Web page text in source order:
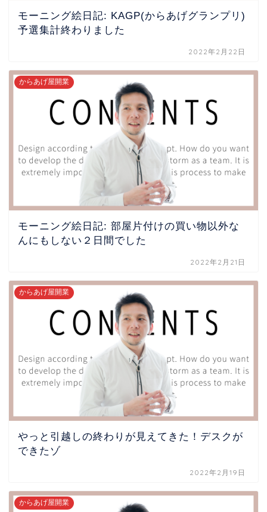
モーニング絵日記: KAGP(からあげグランプリ)
予選集計終わりました
2022年2月22日
からあげ屋開業
モーニング絵日記: 部屋片付けの買い物以外な
んにもしない２日間でした
2022年2月21日
からあげ屋開業
やっと引越しの終わりが見えてきた！デスクが
できたゾ
2022年2月19日
からあげ屋開業